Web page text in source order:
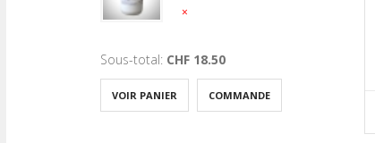
×
Sous-total: CHF 18.50
VOIR PANIER COMMANDE